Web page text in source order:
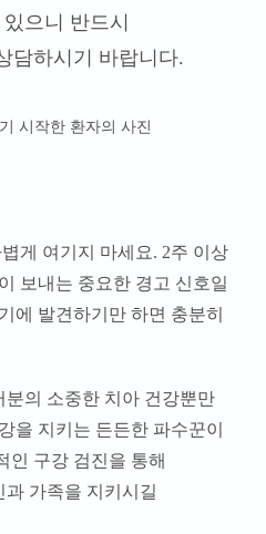
으니 반드시
담하시기 바랍니다.
게 여기지 마세요. 2주 이상
보내는 중요한 경고 신호일
에 발견하기만 하면 충분히
의 소중한 치아 건강뿐만
을 지키는 든든한 파수꾼이
인 구강 검진을 통해
가족을 지키시길